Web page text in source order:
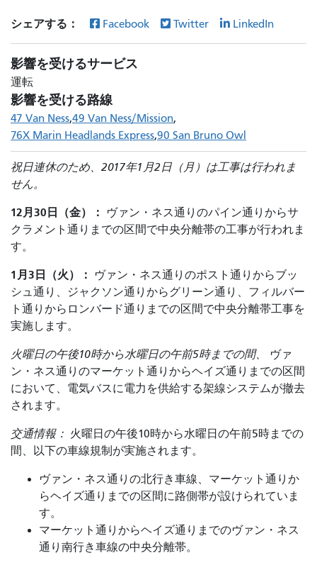
シェアする： Facebook Twitter LinkedIn
影響を受けるサービス
運転
影響を受ける路線
47 Van Ness 49 Van Ness/Mission
76X Marin Headlands Express 90 San Bruno Owl
祝日連休のため、2017年1月2日（月）は工事は行われま
せん。
12月30日（金）：
ヴァン・ネス通りのパイン通りからサ
クラメント通りまでの区間で中央分離帯の工事が行われま
す。
1月3日（火）：
ヴァン・ネス通りのポスト通りからブッ
シュ通り、ジャクソン通りからグリーン通り、フィルバー
ト通りからロンバード通りまでの区間で中央分離帯工事を
実施します。
火曜日の午後10時から水曜日の午前5時までの間、
ヴァ
ン・ネス通りのマーケット通りからヘイズ通りまでの区間
において、電気バスに電力を供給する架線システムが撤去
されます。
交通情報： 火曜日の午後10時から水曜日の午前5時までの
間、以下の車線規制が実施されます。
ヴァン・ネス通りの北行き車線、マーケット通りか
らヘイズ通りまでの区間に路側帯が設けられていま
す。
マーケット通りからヘイズ通りまでのヴァン・ネス
通り南行き車線の中央分離帯。